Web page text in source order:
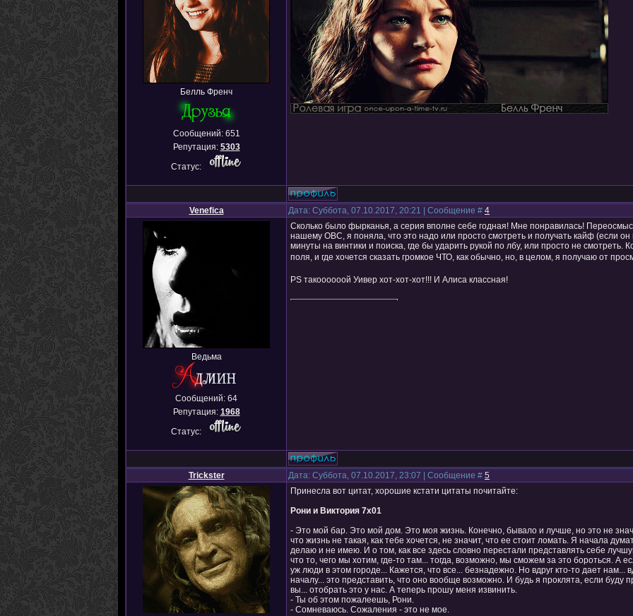
Белль Френч
Сообщений: 651
Репутация: 5303
Статус:
Venefica Дата: Суббота, 07.10.2017, 20:21 | Сообщение # 4
Ведьма
Сообщений: 64
Репутация: 1968
Статус:
Сколько было фырканья, а серия вполне себе годная! Мне понравилась!
нашему ОВС, я поняла, что это надо или просто смотреть и получать кайф (если
минуты на винтики и поиска, где бы ударить рукой по лбу, или просто не смотреть.
поля, и где хочется сказать громкое ЧТО, как обычно, но, в целом, я получаю от
PS такоооооой Уивер хот-хот-хот!!! И Алиса классная!
Trickster Дата: Суббота, 07.10.2017, 23:07 | Сообщение # 5
Принесла вот цитат, хорошие кстати цитаты почитайте:
Рони и Виктория 7х01
- Это мой бар. Это мой дом. Это моя жизнь. Конечно, бывало и лучше, но это не
что жизнь не такая, как тебе хочется, не значит, что ее стоит ломать. Я начала
делаю и не имею. И о том, как все здесь словно перестали представлять себе
что то, чего мы хотим, где-то там... тогда, возможно, мы сможем за это бороться. А
уж люди в этом городе... Кажется, что все... безнадежно. Но вдруг кто-то дает
началу... это представить, что оно вообще возможно. И будь я проклята, если буду
вы... отобрать это у нас. А теперь прошу меня извинить.
- Ты об этом пожалеешь, Рони.
- Сомневаюсь. Сожаления - это не мое.